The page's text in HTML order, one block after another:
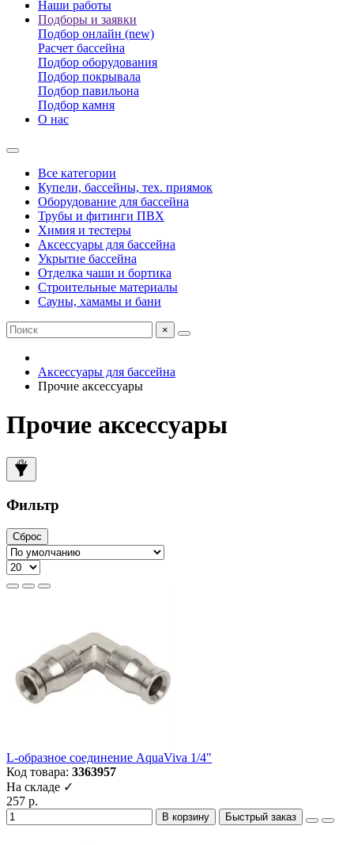
Наши работы
Подборы и заявки
Подбор онлайн (new)
Расчет бассейна
Подбор оборудования
Подбор покрывала
Подбор павильона
Подбор камня
О нас
Все категории
Купели, бассейны, тех. приямок
Оборудование для бассейна
Трубы и фитинги ПВХ
Химия и тестеры
Аксессуары для бассейна
Укрытие бассейна
Отделка чаши и бортика
Строительные материалы
Сауны, хамамы и бани
×
Аксессуары для бассейна
Прочие аксессуары
Прочие аксессуары
Фильтр
Сброс
L-образное соединение AquaViva 1/4"
Код товара: 3363957
На складе ✓
257 р.
В корзину Быстрый заказ